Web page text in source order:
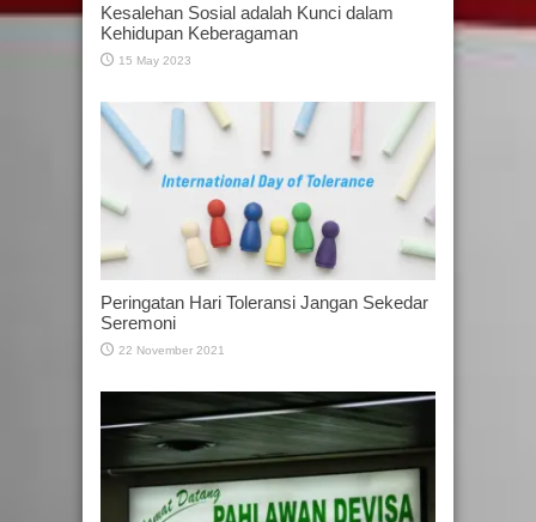
Kesalehan Sosial adalah Kunci dalam
Kehidupan Keberagaman
15 May 2023
Peringatan Hari Toleransi Jangan Sekedar
Seremoni
22 November 2021